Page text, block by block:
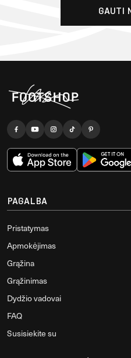
GAUTI
PAGALBA
Pristatymas
Apmokėjimas
Grąžina
Grąžinimas
Dydžio vadovai
FAQ
Susisiekite su